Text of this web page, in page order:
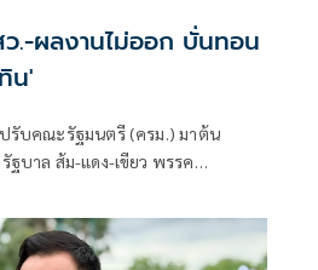
.-ผลงานไม่ออก บั่นทอน
น'
รับคณะรัฐมนตรี (ครม.) มาต้น
บาล ส้ม-แดง-เขียว พรรค